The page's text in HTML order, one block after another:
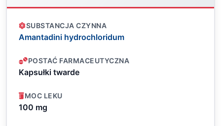
SUBSTANCJA CZYNNA
Amantadini hydrochloridum
POSTAĆ FARMACEUTYCZNA
Kapsułki twarde
MOC LEKU
100 mg